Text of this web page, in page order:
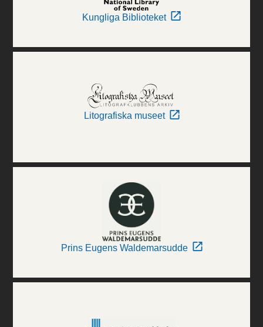
Kungliga Biblioteket
Litografiska museet
Prins Eugens Waldemarsudde